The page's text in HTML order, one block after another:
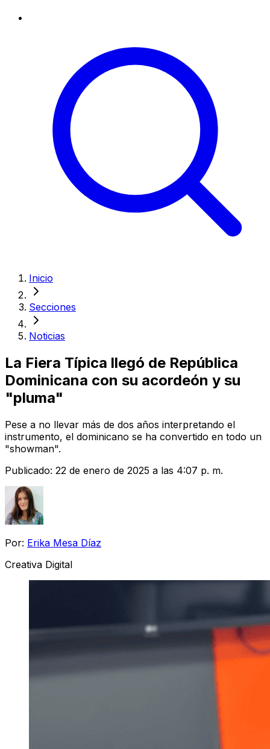
Inicio
Secciones
Noticias
La Fiera Típica llegó de República
Dominicana con su acordeón y su
"pluma"
Pese a no llevar más de dos años interpretando el
instrumento, el dominicano se ha convertido en todo un
"showman".
Publicado: 22 de enero de 2025 a las 4:07 p. m.
Por: Erika Mesa Díaz
Creativa Digital